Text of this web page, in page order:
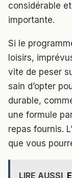
considérable
importante.
Si le
loisirs,
vite de peser
sain d’opter
durable,
une formule
repas fournis.
que vous
LIRE AUSSI